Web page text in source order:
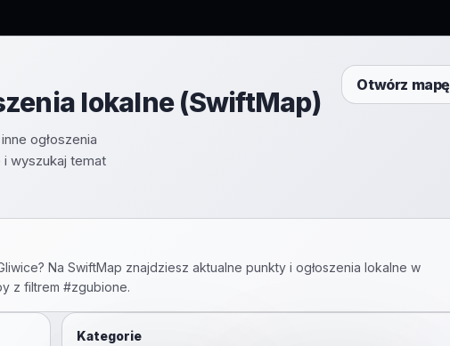
lokalne (SwiftMap)
ogłoszenia
wyszukaj temat
Otwórz mapę
? Na SwiftMap znajdziesz aktualne punkty i ogłoszenia lokalne w
z filtrem #zgubione.
Kategorie